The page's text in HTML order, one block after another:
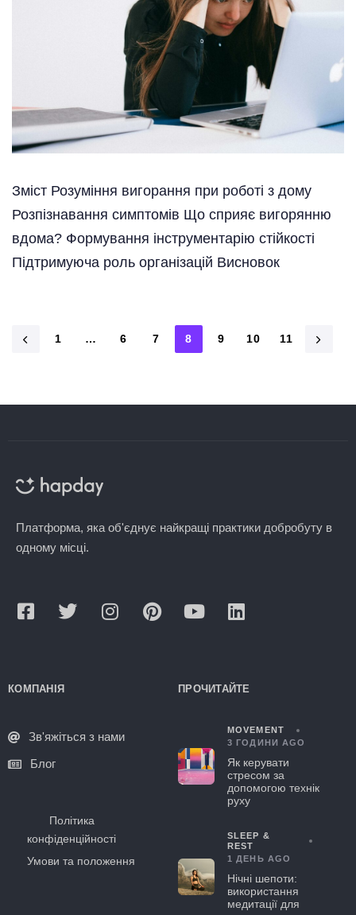
Зміст Розуміння вигорання при роботі з дому
Розпізнавання симптомів Що сприяє вигорянню
вдома? Формування інструментарію стійкості
Підтримуюча роль організацій Висновок
1 … 6 7 8 9 10 11
Платформа, яка об'єднує найкращі практики добробуту в
одному місці.
КОМПАНІЯ
Зв'яжіться з нами
Блог
Політика
конфіденційності
Умови та положення
ПРОЧИТАЙТЕ
MOVEMENT
3 ГОДИНИ AGO
Як керувати
стресом за
допомогою технік
руху
SLEEP &
REST
1 ДЕНЬ AGO
Нічні шепоти:
використання
медитації для